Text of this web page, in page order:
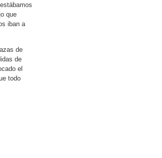
que
iban a
de
de
el
todo